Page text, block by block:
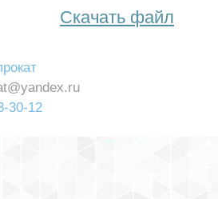
Скачать файл
30-12